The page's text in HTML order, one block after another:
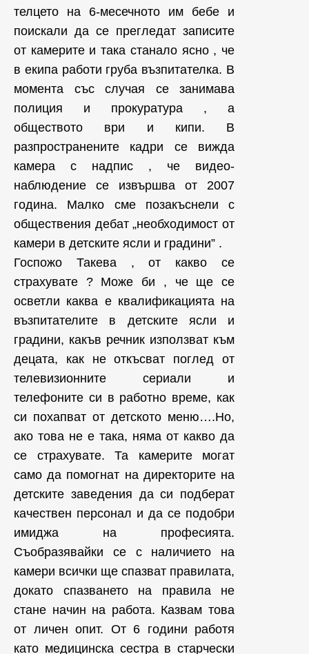
телцето на 6-месечното им бебе и
поискали да се прегледат записите
от камерите и така станало ясно , че
в екипа работи груба възпитателка. В
момента със случая се занимава
полиция и прокуратура , а
обществото ври и кипи. В
разпространените кадри се вижда
камера с надпис , че видео-
наблюдение се извършва от 2007
година. Малко сме позакъснели с
обществения дебат „необходимост от
камери в детските ясли и градини” .
Госпожо Такева , от какво се
страхувате ? Може би , че ще се
осветли каква е квалификацията на
възпитателите в детските ясли и
градини, какъв речник използват към
децата, как не откъсват поглед от
телевизионните сериали и
телефоните си в работно време, как
си похапват от детското меню….Но,
ако това не е така, няма от какво да
се страхувате. Та камерите могат
само да помогнат на директорите на
детските заведения да си подберат
качествен персонал и да се подобри
имиджа на професията.
Съобразявайки се с наличието на
камери всички ще спазват правилата,
докато спазването на правила не
стане начин на работа. Казвам това
от личен опит. От 6 години работя
като медицинска сестра в старчески